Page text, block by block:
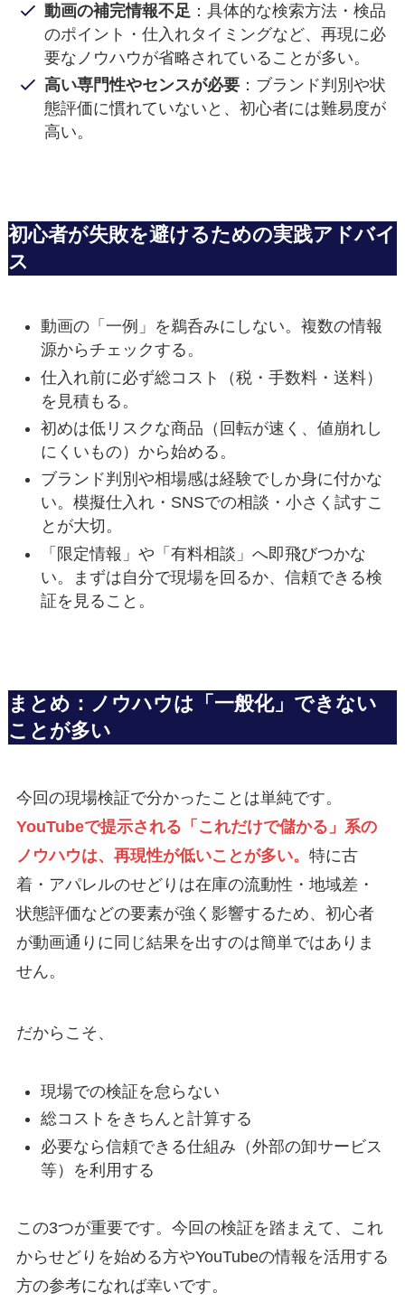
動画の補完情報不足 ：具体的な検索方法・検品
のポイント・仕入れタイミングなど、再現に必
要なノウハウが省略されていることが多い。
高い専門性やセンスが必要 ：ブランド判別や状
態評価に慣れていないと、初心者には難易度が
高い。
初心者が失敗を避けるための実践アドバイ
ス
動画の「一例」を鵜呑みにしない。複数の情報
源からチェックする。
仕入れ前に必ず総コスト（税・手数料・送料）
を見積もる。
初めは低リスクな商品（回転が速く、値崩れし
にくいもの）から始める。
ブランド判別や相場感は経験でしか身に付かな
い。模擬仕入れ・SNSでの相談・小さく試すこ
とが大切。
「限定情報」や「有料相談」へ即飛びつかな
い。まずは自分で現場を回るか、信頼できる検
証を見ること。
まとめ：ノウハウは「一般化」できない
ことが多い
今回の現場検証で分かったことは単純です。
YouTubeで提示される「これだけで儲かる」系の
ノウハウは、再現性が低いことが多い。 特に古
着・アパレルのせどりは在庫の流動性・地域差・
状態評価などの要素が強く影響するため、初心者
が動画通りに同じ結果を出すのは簡単ではありま
せん。
だからこそ、
現場での検証を怠らない
総コストをきちんと計算する
必要なら信頼できる仕組み（外部の卸サービス
等）を利用する
この3つが重要です。今回の検証を踏まえて、これ
からせどりを始める方やYouTubeの情報を活用する
方の参考になれば幸いです。